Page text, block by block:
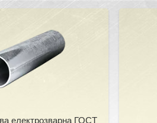
електрозварна ГОСТ